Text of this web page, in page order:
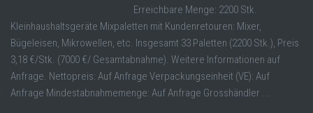
Erreichbare Menge: 2200 Stk.
Kleinhaushaltsgeräte Mixpaletten mit Kundenretouren: Mixer,
Bügeleisen, Mikrowellen, etc. Insgesamt 33 Paletten (2200 Stk.), Preis
3,18 €/Stk. (7000 €/ Gesamtabnahme). Weitere Informationen auf
Anfrage. Nettopreis: Auf Anfrage Verpackungseinheit (VE): Auf
Anfrage Mindestabnahmemenge: Auf Anfrage Grosshändler ...